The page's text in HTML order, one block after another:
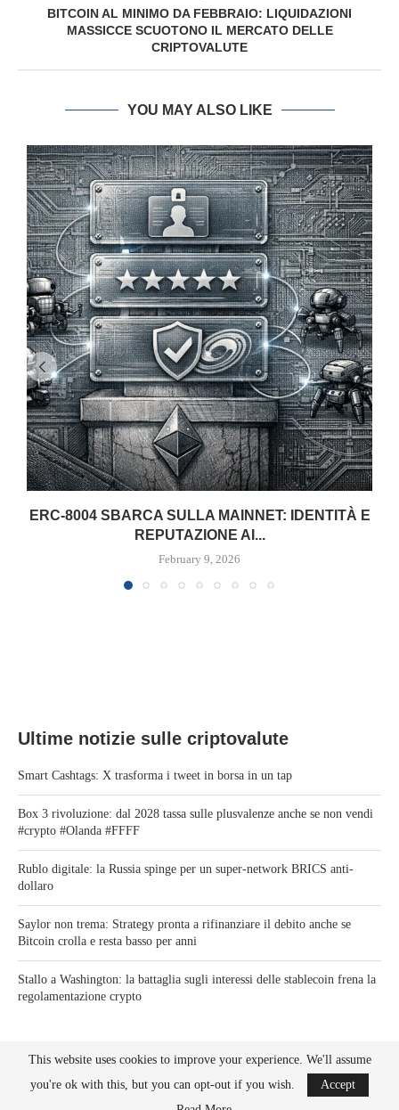
BITCOIN AL MINIMO DA FEBBRAIO: LIQUIDAZIONI
MASSICCE SCUOTONO IL MERCATO DELLE
CRIPTOVALUTE
YOU MAY ALSO LIKE
ERC-8004 SBARCA SULLA MAINNET: IDENTITÀ E
REPUTAZIONE AI...
February 9, 2026
Ultime notizie sulle criptovalute
Smart Cashtags: X trasforma i tweet in borsa in un tap
Box 3 rivoluzione: dal 2028 tassa sulle plusvalenze anche se non vendi
#crypto #Olanda #FFFF
Rublo digitale: la Russia spinge per un super-network BRICS anti-
dollaro
Saylor non trema: Strategy pronta a rifinanziare il debito anche se
Bitcoin crolla e resta basso per anni
Stallo a Washington: la battaglia sugli interessi delle stablecoin frena la
regolamentazione crypto
This website uses cookies to improve your experience. We'll assume
you're ok with this, but you can opt-out if you wish.
Accept